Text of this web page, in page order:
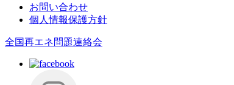
お問い合わせ
個人情報保護方針
全国再エネ問題連絡会